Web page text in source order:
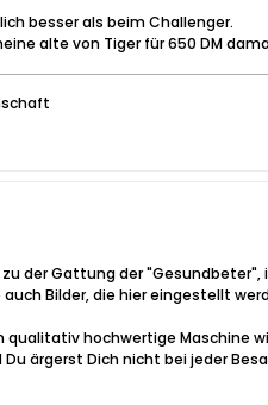
besser als beim Challenger.
alte von Tiger für 650 DM
der Gattung der "Gesundbeter",
Bilder, die hier eingestellt
qualitativ hochwertige Maschine
ärgerst Dich nicht bei jeder